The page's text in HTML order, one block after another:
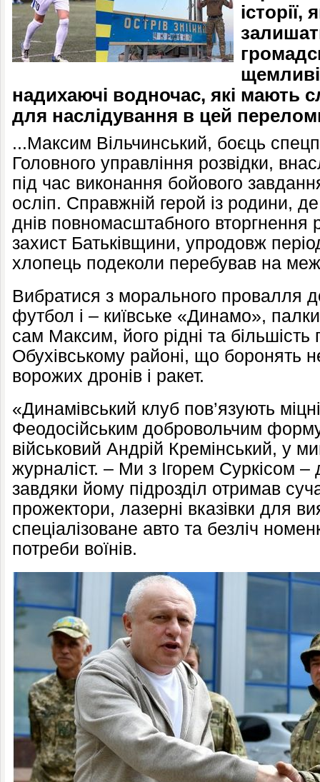
надихаючі водночас, які мають
для наслідування в цей
...Максим Вільчинський, боєць
Головного управління розвідки,
під час виконання бойового
осліп. Справжній герой із родини,
днів повномасштабного вторгнення
захист Батьківщини, упродовж
хлопець подеколи перебував на
Вибратися з морального провалля
футбол і – київське «Динамо»,
сам Максим, його рідні та більшість
Обухівському районі, що боронять
ворожих дронів і ракет.
«Динамівський клуб пов’язують
Феодосійським добровольчим
військовий Андрій Кремінський, у
журналіст. – Ми з Ігорем Суркісом –
завдяки йому підрозділ отримав
прожектори, лазерні вказівки для
спеціалізоване авто та безліч
потреби воїнів.